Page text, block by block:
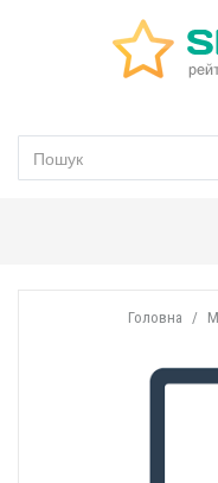
Головна